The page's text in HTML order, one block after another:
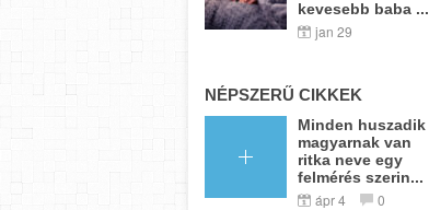
kevesebb baba ...
jan 29
NÉPSZERŰ CIKKEK
Minden huszadik
magyarnak van
ritka neve egy
felmérés szerin...
ápr 4 0